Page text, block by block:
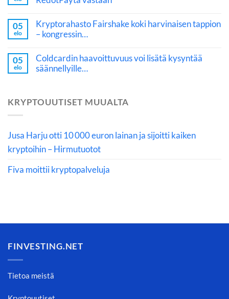
05
elo
Kryptorahasto Fairshake koki harvinaisen tappion
– kongressin…
05
elo
Coldcardin haavoittuvuus voi lisätä kysyntää
säännellyille…
KRYPTOUUTISET MUUALTA
Jusa Harju otti 10 000 euron lainan ja sijoitti kaiken
kryptoihin – Hirmutuotot
Fiva moittii kryptopalveluja
FINVESTING.NET
Tietoa meistä